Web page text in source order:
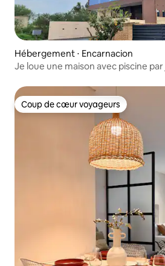
Hébergement ⋅ Encarnacion
Je loue une maison avec piscine
Coup de cœur voyageurs
Coup de cœur voyageurs